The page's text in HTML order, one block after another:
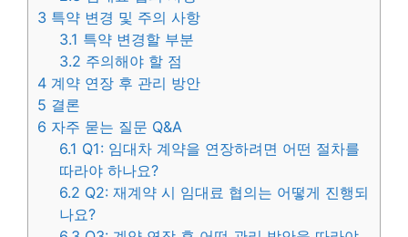
3 특약 변경 및 주의 사항
3.1 특약 변경할 부분
3.2 주의해야 할 점
4 계약 연장 후 관리 방안
5 결론
6 자주 묻는 질문 Q&A
6.1 Q1: 임대차 계약을 연장하려면 어떤 절차를
따라야 하나요?
6.2 Q2: 재계약 시 임대료 협의는 어떻게 진행되
나요?